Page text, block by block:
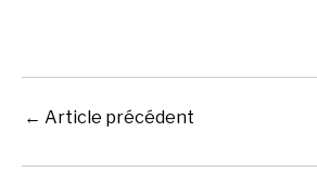
← Article précédent